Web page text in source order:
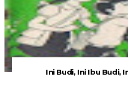
Ini Budi, Ini Ibu Budi,